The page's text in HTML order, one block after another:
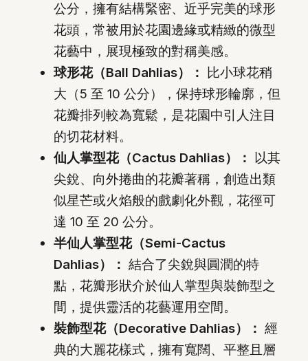
公分，擁有結構緊密、近乎完美的球形
花頭，常被用於花園邊緣或精緻的微型
花藝中，展現極致的對稱美感。
球形花（Ball Dahlias）：
比小球花稍
大（5 至 10 公分），保持球形輪廓，但
花瓣排列較為寬鬆，是花園中引人注目
的切花材料。
仙人掌型花（Cactus Dahlias）：
以其
尖銳、向外捲曲的花瓣著稱，創造出類
似星芒或火焰般的戲劇化外觀，花徑可
達 10 至 20 公分。
半仙人掌型花（Semi-Cactus
Dahlias）： 結合了尖銳與圓潤的特
點，花瓣形狀介於仙人掌型與裝飾型之
間，提供靈活的花藝運用空間。
裝飾型花（Decorative Dahlias）： 經
典的大麗花樣式，擁有寬闊、平整且層